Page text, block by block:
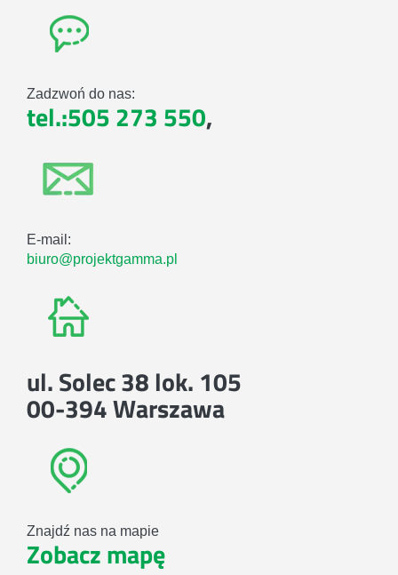
Zadzwoń do nas:
tel.:505 273 550,
E-mail:
biuro@projektgamma.pl
ul. Solec 38 lok. 105
00-394 Warszawa
Znajdź nas na mapie
Zobacz mapę